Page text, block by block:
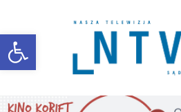
Otwórz pasek narzędzi